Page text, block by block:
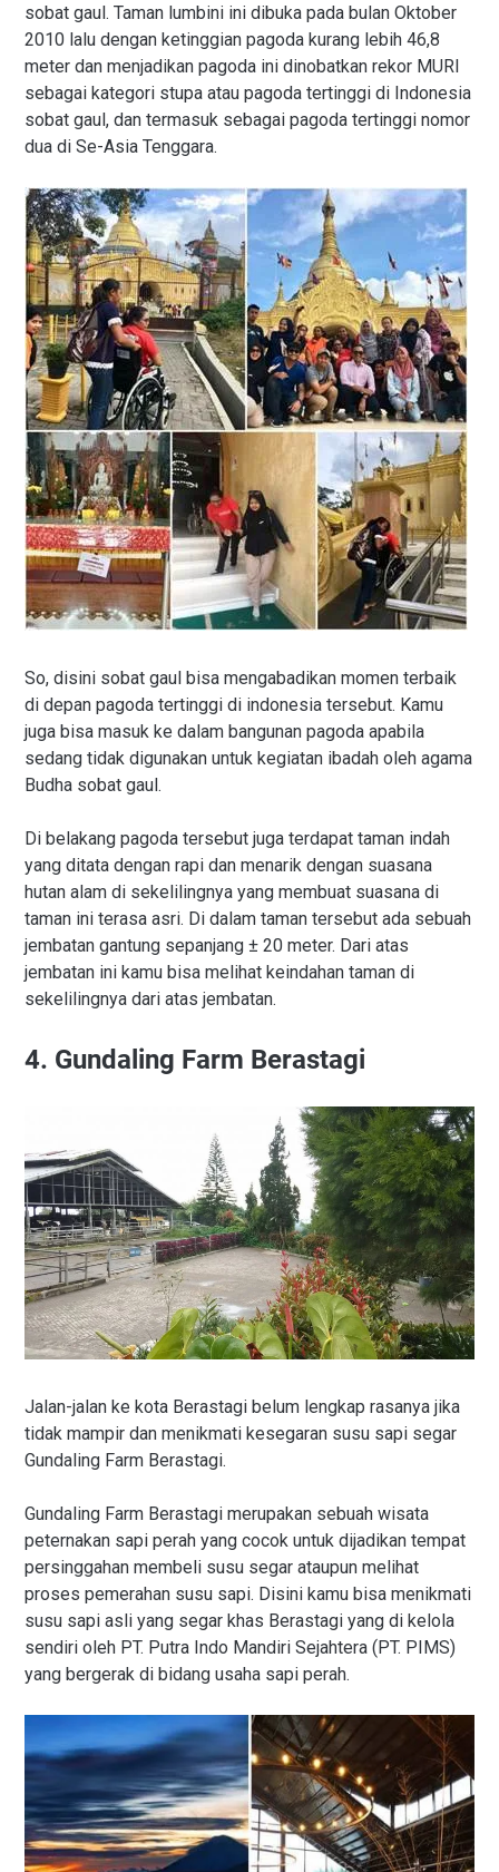
sobat gaul. Taman lumbini ini dibuka pada bulan Oktober
2010 lalu dengan ketinggian pagoda kurang lebih 46,8
meter dan menjadikan pagoda ini dinobatkan rekor MURI
sebagai kategori stupa atau pagoda tertinggi di Indonesia
sobat gaul, dan termasuk sebagai pagoda tertinggi nomor
dua di Se-Asia Tenggara.
So, disini sobat gaul bisa mengabadikan momen terbaik
di depan pagoda tertinggi di indonesia tersebut. Kamu
juga bisa masuk ke dalam bangunan pagoda apabila
sedang tidak digunakan untuk kegiatan ibadah oleh agama
Budha sobat gaul.
Di belakang pagoda tersebut juga terdapat taman indah
yang ditata dengan rapi dan menarik dengan suasana
hutan alam di sekelilingnya yang membuat suasana di
taman ini terasa asri. Di dalam taman tersebut ada sebuah
jembatan gantung sepanjang ± 20 meter. Dari atas
jembatan ini kamu bisa melihat keindahan taman di
sekelilingnya dari atas jembatan.
4. Gundaling Farm Berastagi
Jalan-jalan ke kota Berastagi belum lengkap rasanya jika
tidak mampir dan menikmati kesegaran susu sapi segar
Gundaling Farm Berastagi.
Gundaling Farm Berastagi merupakan sebuah wisata
peternakan sapi perah yang cocok untuk dijadikan tempat
persinggahan membeli susu segar ataupun melihat
proses pemerahan susu sapi. Disini kamu bisa menikmati
susu sapi asli yang segar khas Berastagi yang di kelola
sendiri oleh PT. Putra Indo Mandiri Sejahtera (PT. PIMS)
yang bergerak di bidang usaha sapi perah.